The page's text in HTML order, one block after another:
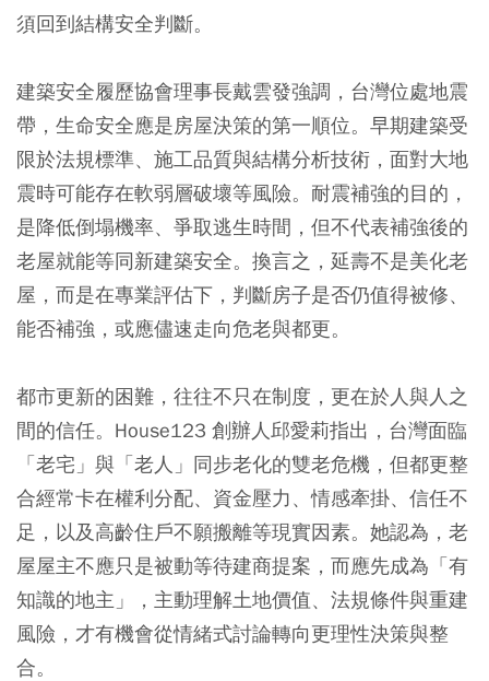
須回到結構安全判斷。
建築安全履歷協會理事長戴雲發強調，台灣位處地震
帶，生命安全應是房屋決策的第一順位。早期建築受
限於法規標準、施工品質與結構分析技術，面對大地
震時可能存在軟弱層破壞等風險。耐震補強的目的，
是降低倒塌機率、爭取逃生時間，但不代表補強後的
老屋就能等同新建築安全。換言之，延壽不是美化老
屋，而是在專業評估下，判斷房子是否仍值得被修、
能否補強，或應儘速走向危老與都更。
都市更新的困難，往往不只在制度，更在於人與人之
間的信任。House123 創辦人邱愛莉指出，台灣面臨
「老宅」與「老人」同步老化的雙老危機，但都更整
合經常卡在權利分配、資金壓力、情感牽掛、信任不
足，以及高齡住戶不願搬離等現實因素。她認為，老
屋屋主不應只是被動等待建商提案，而應先成為「有
知識的地主」，主動理解土地價值、法規條件與重建
風險，才有機會從情緒式討論轉向更理性決策與整
合。